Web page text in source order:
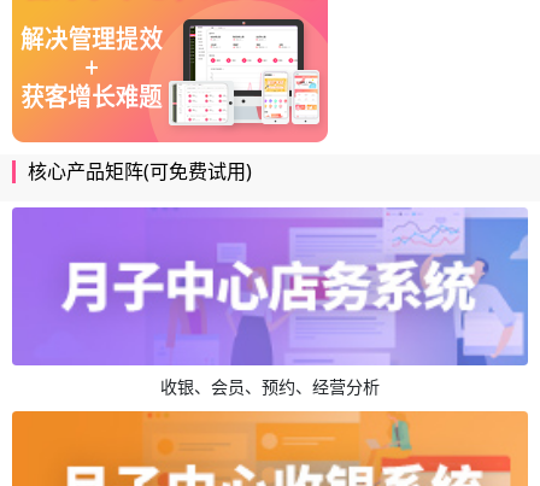
核心产品矩阵(可免费试用)
收银、会员、预约、经营分析